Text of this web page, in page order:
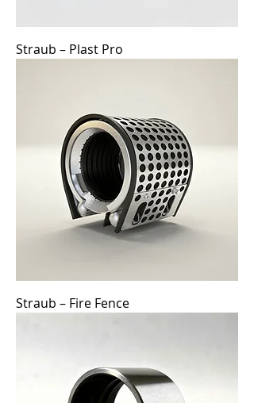
Straub – Plast Pro
Straub – Fire Fence